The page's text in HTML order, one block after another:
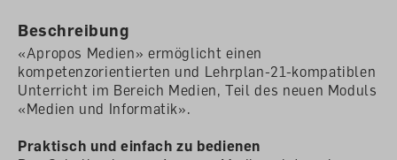
Beschreibung
«Apropos Medien» ermöglicht einen
kompetenzorientierten und Lehrplan-21-kompatiblen
Unterricht im Bereich Medien, Teil des neuen Moduls
«Medien und Informatik».
Praktisch und einfach zu bedienen